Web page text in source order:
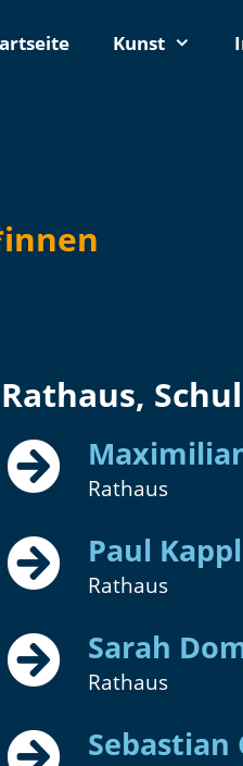
Kunst
Rathaus,
Rathaus
Paul
Rathaus
Sarah
Rathaus
Sebastian